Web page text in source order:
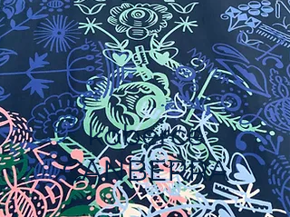
koberce
CANBERRA